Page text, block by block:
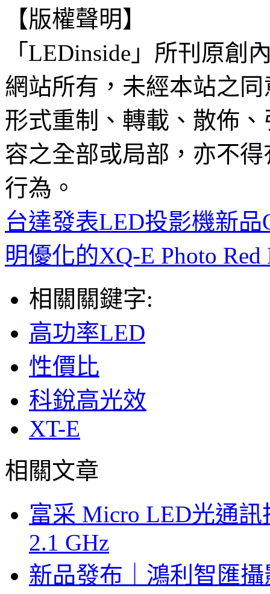
【版權聲明】
「LEDinside」所刊原創
網站所有，未經本站之
形式重制、轉載、散佈
容之全部或局部，亦不
行為。
台達發表LED投影機新品
明優化的XQ-E Photo Red
相關關鍵字:
高功率LED
性價比
科銳高光效
XT-E
相關文章
富采 Micro LED光通
2.1 GHz
新品發布｜鴻利智匯